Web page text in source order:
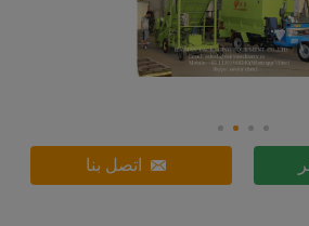
اتصل بنا